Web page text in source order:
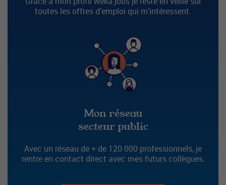
toutes les offres d’emploi qui m’intéressent.
Mon réseau
secteur public
Avec un réseau de + de 120 000 professionnels, je
rentre en contact direct avec mes futurs collègues.